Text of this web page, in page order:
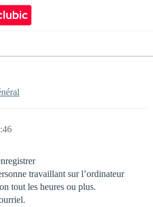
travaillant sur l’ordinateur
tout les heures ou plus.